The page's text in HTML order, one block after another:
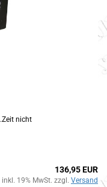
nicht
136,95 EUR
inkl. 19% MwSt. zzgl. Versand